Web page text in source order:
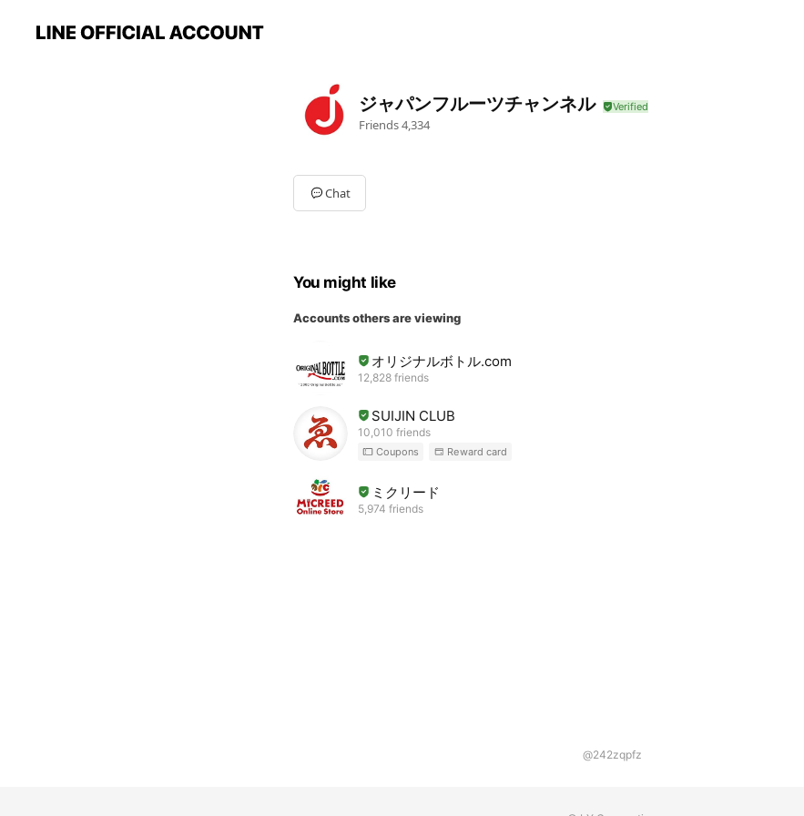
ジャパンフルーツチャンネル
Friends4,334
Chat
You might like
Accounts others are viewing
オリジナルボトル.com
12,828 friends
SUIJIN CLUB
10,010 friends
Coupons Reward card
ミクリード
5,974 friends
@242zqpfz